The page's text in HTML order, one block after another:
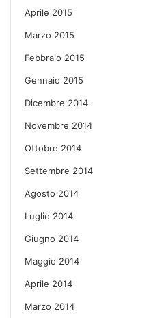
Aprile 2015
Marzo 2015
Febbraio 2015
Gennaio 2015
Dicembre 2014
Novembre 2014
Ottobre 2014
Settembre 2014
Agosto 2014
Luglio 2014
Giugno 2014
Maggio 2014
Aprile 2014
Marzo 2014